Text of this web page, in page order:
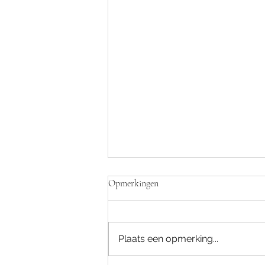
De kracht van ons brein
Opmerkingen
Plaats een opmerking...